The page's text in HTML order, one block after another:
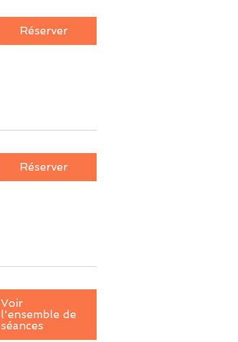
Réserver
Réserver
Voir
l'ensemble de
séances